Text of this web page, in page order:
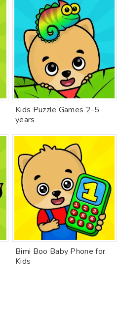
Kids Puzzle Games 2-5
years
Bimi Boo Baby Phone for
Kids